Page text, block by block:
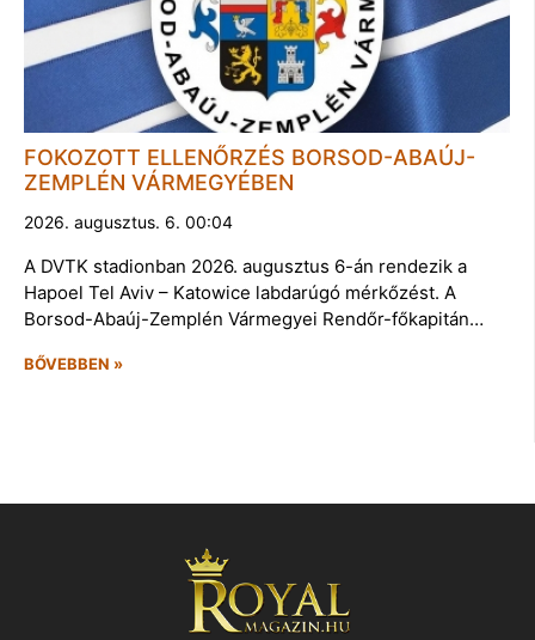
FOKOZOTT ELLENŐRZÉS BORSOD-ABAÚJ-
ZEMPLÉN VÁRMEGYÉBEN
2026. augusztus. 6. 00:04
A DVTK stadionban 2026. augusztus 6-án rendezik a
Hapoel Tel Aviv – Katowice labdarúgó mérkőzést. A
Borsod-Abaúj-Zemplén Vármegyei Rendőr-főkapitán…
BŐVEBBEN »